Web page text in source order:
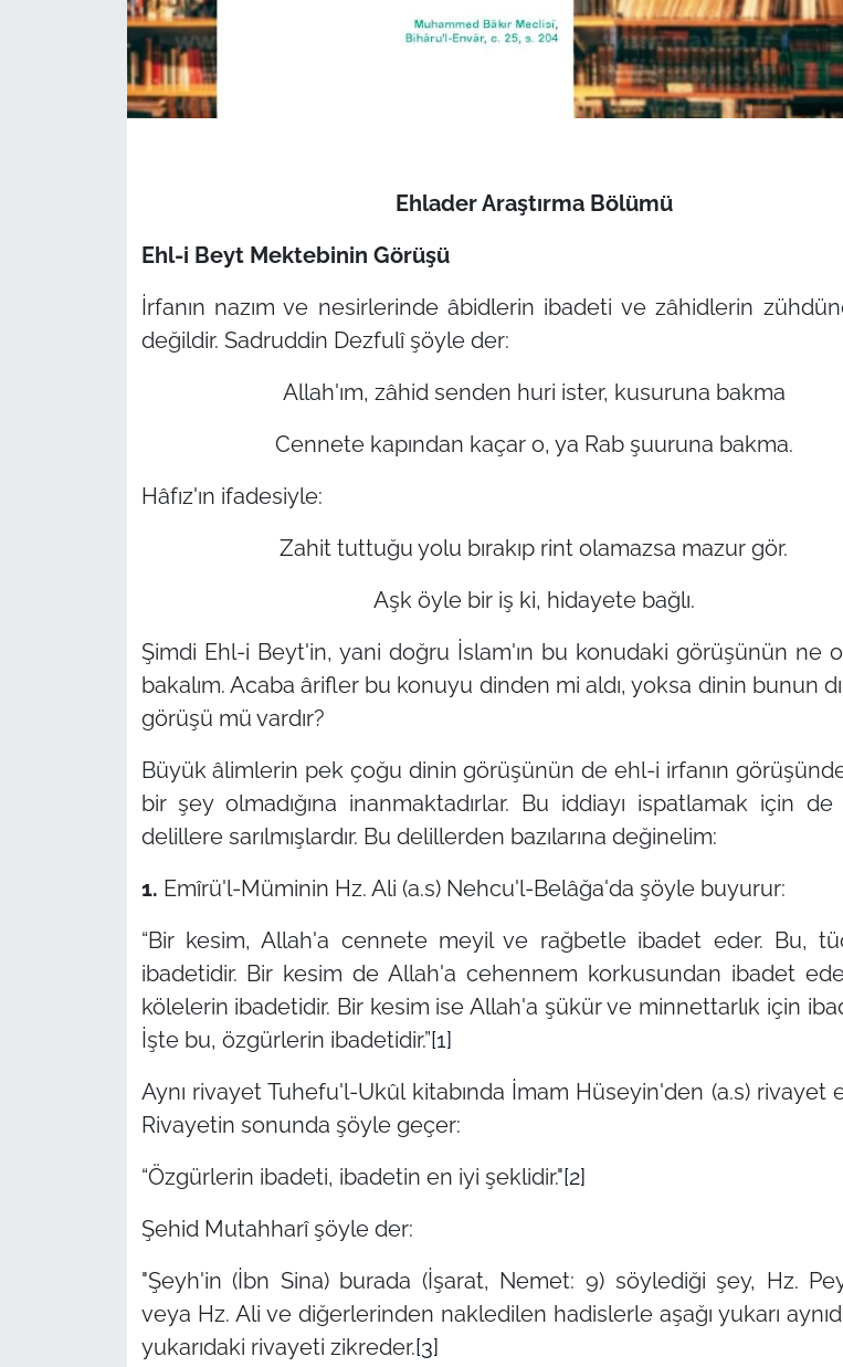
Ehlader Araştırma Bölümü
Ehl-i Beyt Mektebinin Görüşü
İrfanın nazım ve nesirlerinde âbidlerin ibadeti ve zâhidlerin
değildir. Sadruddin Dezfulî şöyle der:
Allah'ım, zâhid senden huri ister, kusuruna bakma
Cennete kapından kaçar o, ya Rab şuuruna bakma.
Hâfız'ın ifadesiyle:
Zahit tuttuğu yolu bırakıp rint olamazsa mazur gör.
Aşk öyle bir iş ki, hidayete bağlı.
Şimdi Ehl-i Beyt'in, yani doğru İslam'ın bu konudaki görüşünün ne
bakalım. Acaba ârifler bu konuyu dinden mi aldı, yoksa dinin bunun
görüşü mü vardır?
Büyük âlimlerin pek çoğu dinin görüşünün de ehl-i irfanın
bir şey olmadığına inanmaktadırlar. Bu iddiayı ispatlamak için de
delillere sarılmışlardır. Bu delillerden bazılarına değinelim:
1. Emîrü'l-Müminin Hz. Ali (a.s) Nehcu'l-Belâğa'da şöyle buyurur:
“Bir kesim, Allah'a cennete meyil ve rağbetle ibadet eder. Bu,
ibadetidir. Bir kesim de Allah'a cehennem korkusundan ibadet
kölelerin ibadetidir. Bir kesim ise Allah'a şükür ve minnettarlık için
İşte bu, özgürlerin ibadetidir.”[1]
Aynı rivayet Tuhefu'l-Ukûl kitabında İmam Hüseyin'den (a.s) rivayet
Rivayetin sonunda şöyle geçer:
“Özgürlerin ibadeti, ibadetin en iyi şeklidir."[2]
Şehid Mutahharî şöyle der:
"Şeyh'in (İbn Sina) burada (İşarat, Nemet: 9) söylediği şey, Hz.
veya Hz. Ali ve diğerlerinden nakledilen hadislerle aşağı yukarı
yukarıdaki rivayeti zikreder.[3]